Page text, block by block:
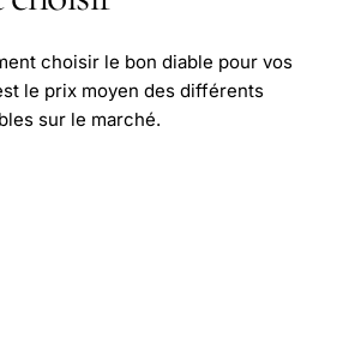
choisir le bon diable pour vos
le prix moyen des différents
sur le marché.